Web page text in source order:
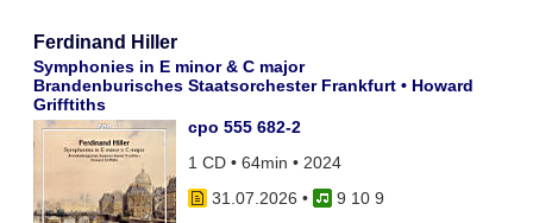
Ferdinand Hiller
Symphonies in E minor & C major
Brandenburisches Staatsorchester Frankfurt • Howard
Grifftiths
cpo 555 682-2
1 CD • 64min • 2024
31.07.2026 •
9 10 9